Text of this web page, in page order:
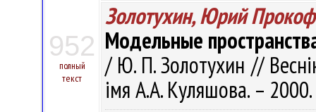
952
полный
текст
Золотухин, Юрий
Модельные
/ Ю. П. Золотухин //
імя А.А. Куляшова. –